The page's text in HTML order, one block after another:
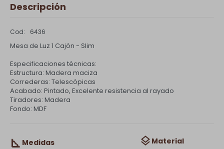
Descripción
6436
Mesa de Luz 1 Cajón - Slim
Especificaciones técnicas:
Estructura: Madera maciza
Correderas: Telescópicas
Acabado: Pintado, Excelente resistencia al rayado
Tiradores: Madera
Fondo: MDF
Medidas Material